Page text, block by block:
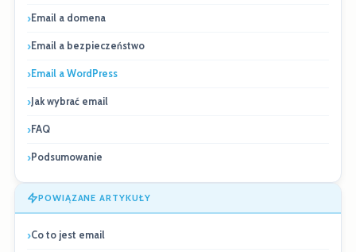
Email a domena
Email a bezpieczeństwo
Email a WordPress
Jak wybrać email
FAQ
Podsumowanie
POWIĄZANE ARTYKUŁY
Co to jest email